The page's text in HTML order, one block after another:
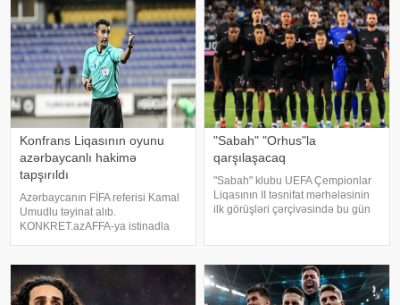
Konfrans Liqasının oyunu
azərbaycanlı hakimə
tapşırıldı
Azərbaycanın FİFA referisi Kamal
Umudlu təyinat alıb.
KONKRET.azAFFA-ya istinadla
cavab oyunu çərçivəsində
keçiriləcək "Dinamo Siti"
(Albaniya
"Sabah" "Orhus"la
qarşılaşacaq
"Sabah" klubu UEFA Çempionlar
Liqasının II təsnifat mərhələsinin
ilk görüşləri çərçivəsində bu gün
20:30-da Ranner